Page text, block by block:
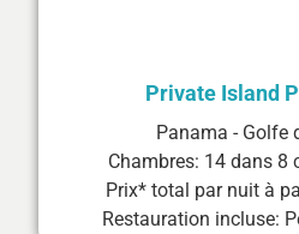
Private Island
Panama - Golfe
Chambres: 14 dans 8
Prix* total par nuit à
Restauration incluse: